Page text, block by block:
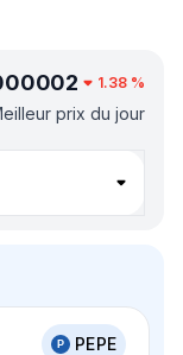
1.38 %
prix du jour
PEPE